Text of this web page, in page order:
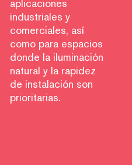
aplicaciones
industriales y
comerciales, así
como para espacios
donde la iluminación
natural y la rapidez
de instalación son
prioritarias.